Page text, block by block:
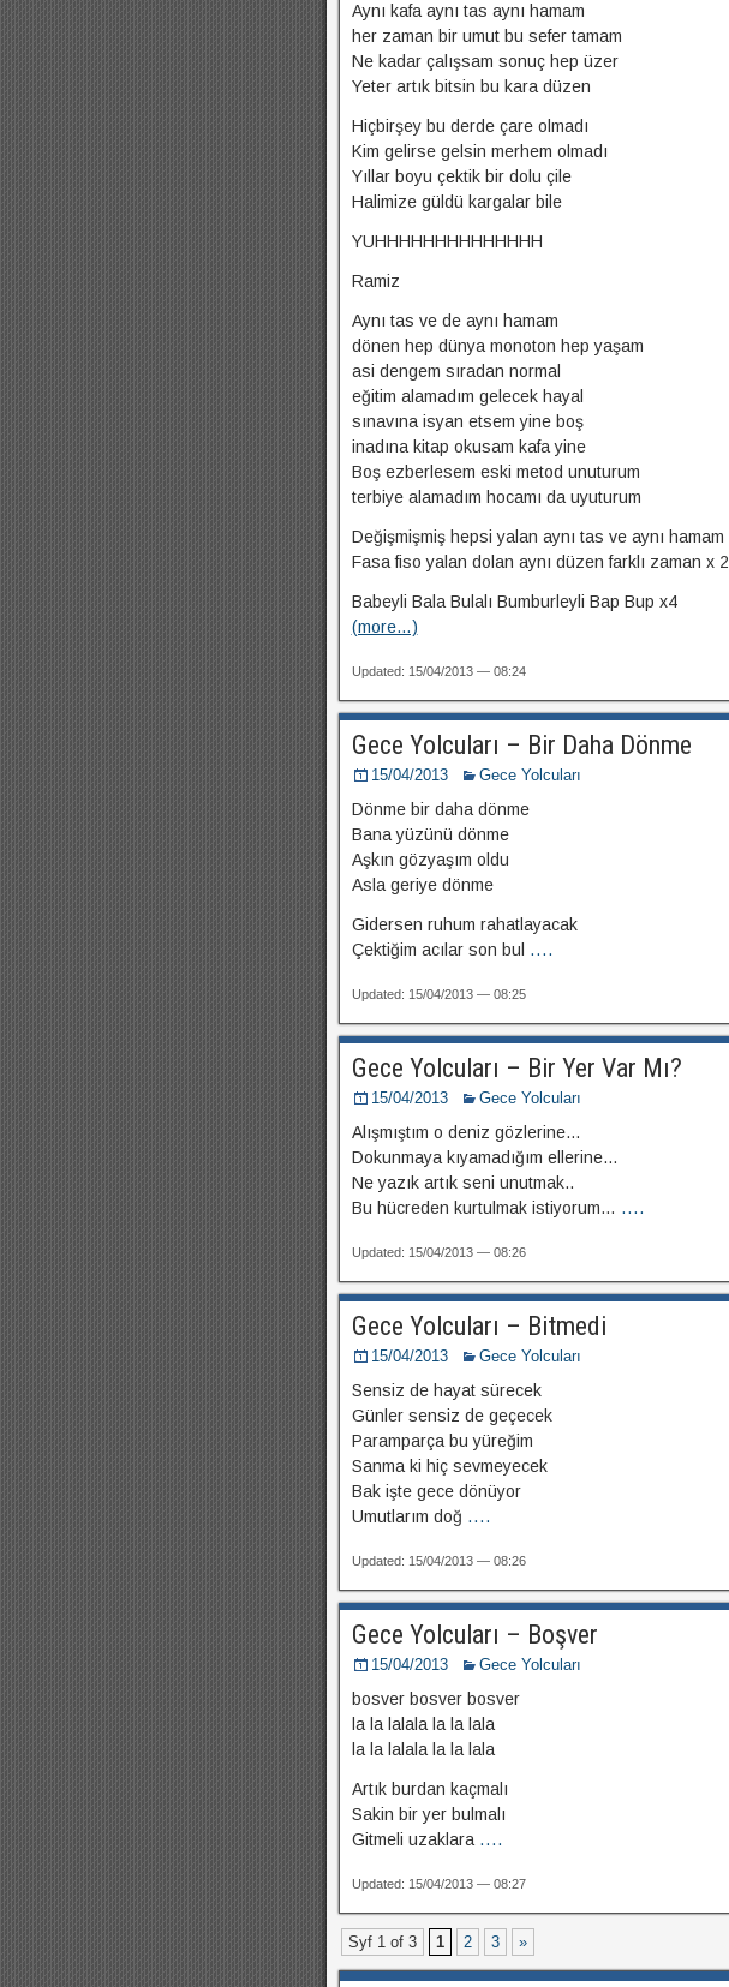
Aynı kafa aynı tas aynı hamam
her zaman bir umut bu sefer tamam
Ne kadar çalışsam sonuç hep üzer
Yeter artık bitsin bu kara düzen
Hiçbirşey bu derde çare olmadı
Kim gelirse gelsin merhem olmadı
Yıllar boyu çektik bir dolu çile
Halimize güldü kargalar bile
YUHHHHHHHHHHHHHH
Ramiz
Aynı tas ve de aynı hamam
dönen hep dünya monoton hep yaşam
asi dengem sıradan normal
eğitim alamadım gelecek hayal
sınavına isyan etsem yine boş
inadına kitap okusam kafa yine
Boş ezberlesem eski metod unuturum
terbiye alamadım hocamı da uyuturum
Değişmişmiş hepsi yalan aynı tas ve aynı hamam
Fasa fiso yalan dolan aynı düzen farklı zaman x 2
Babeyli Bala Bulalı Bumburleyli Bap Bup x4
(more…)
Updated: 15/04/2013 — 08:24
Gece Yolcuları – Bir Daha Dönme
15/04/2013 Gece Yolcuları
Dönme bir daha dönme
Bana yüzünü dönme
Aşkın gözyaşım oldu
Asla geriye dönme
Gidersen ruhum rahatlayacak
Çektiğim acılar son bul ....
Updated: 15/04/2013 — 08:25
Gece Yolcuları – Bir Yer Var Mı?
15/04/2013 Gece Yolcuları
Alışmıştım o deniz gözlerine…
Dokunmaya kıyamadığım ellerine…
Ne yazık artık seni unutmak..
Bu hücreden kurtulmak istiyorum… ....
Updated: 15/04/2013 — 08:26
Gece Yolcuları – Bitmedi
15/04/2013 Gece Yolcuları
Sensiz de hayat sürecek
Günler sensiz de geçecek
Paramparça bu yüreğim
Sanma ki hiç sevmeyecek
Bak işte gece dönüyor
Umutlarım doğ ....
Updated: 15/04/2013 — 08:26
Gece Yolcuları – Boşver
15/04/2013 Gece Yolcuları
bosver bosver bosver
la la lalala la la lala
la la lalala la la lala
Artık burdan kaçmalı
Sakin bir yer bulmalı
Gitmeli uzaklara ....
Updated: 15/04/2013 — 08:27
Syf 1 of 3 1 2 3 »